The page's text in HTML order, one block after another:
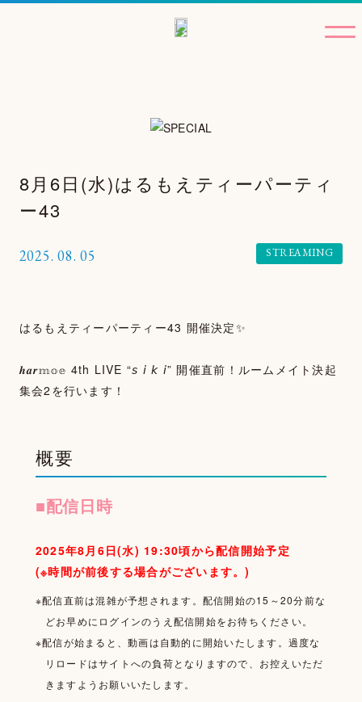
TOP
MOVIE
PHOTOGALLERY
TALK
WALLPAPER
SPECIAL
8月6日(水)はるもえティーパーティ
ー43
2025. 08. 05 STREAMING
はるもえティーパーティー43 開催決定✨
𝒉𝒂𝒓𝕞𝕠𝕖 4th LIVE “𝘴 𝘪 𝘬 𝘪” 開催直前！ルームメイト決起
集会2を行います！
概要
■配信日時
2025年8月6日(水) 19:30頃から配信開始予定
(※時間が前後する場合がございます。)
※配信直前は混雑が予想されます。配信開始の15～20分前な
どお早めにログインのうえ配信開始をお待ちください。
※配信が始まると、動画は自動的に開始いたします。過度な
リロードはサイトへの負荷となりますので、お控えいただ
きますようお願いいたします。